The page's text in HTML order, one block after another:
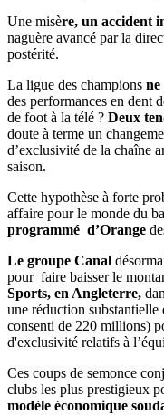
Une misère, un accident
naguère avancé par la
postérité.
La ligue des champions ne
des performances en dent
de foot à la télé ? Deux
doute à terme un
d’exclusivité de la chaîne
saison.
Cette hypothèse à forte
affaire pour le monde du
programmé d’Orange
Le groupe Canal
pour faire baisser le
Sports, en Angleterre,
une réduction
consenti de 220 millions)
d'exclusivité relatifs à
Ces coups de semonce
clubs les plus prestigieux
modèle économique